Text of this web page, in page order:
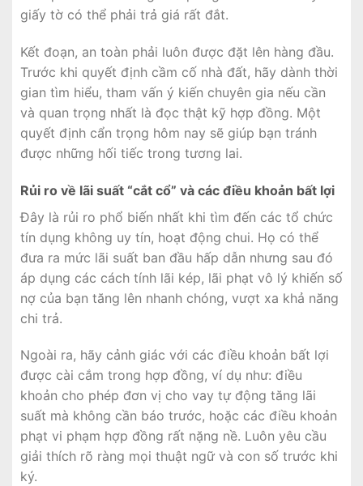
giấy tờ có thể phải trả giá rất đắt.
Kết đoạn, an toàn phải luôn được đặt lên hàng đầu.
Trước khi quyết định cầm cố nhà đất, hãy dành thời
gian tìm hiểu, tham vấn ý kiến chuyên gia nếu cần
và quan trọng nhất là đọc thật kỹ hợp đồng. Một
quyết định cẩn trọng hôm nay sẽ giúp bạn tránh
được những hối tiếc trong tương lai.
Rủi ro về lãi suất “cắt cổ” và các điều khoản bất lợi
Đây là rủi ro phổ biến nhất khi tìm đến các tổ chức
tín dụng không uy tín, hoạt động chui. Họ có thể
đưa ra mức lãi suất ban đầu hấp dẫn nhưng sau đó
áp dụng các cách tính lãi kép, lãi phạt vô lý khiến số
nợ của bạn tăng lên nhanh chóng, vượt xa khả năng
chi trả.
Ngoài ra, hãy cảnh giác với các điều khoản bất lợi
được cài cắm trong hợp đồng, ví dụ như: điều
khoản cho phép đơn vị cho vay tự động tăng lãi
suất mà không cần báo trước, hoặc các điều khoản
phạt vi phạm hợp đồng rất nặng nề. Luôn yêu cầu
giải thích rõ ràng mọi thuật ngữ và con số trước khi
ký.